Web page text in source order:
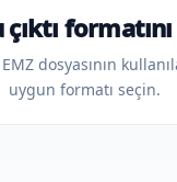
dosyasının
uygun formatı seçin.